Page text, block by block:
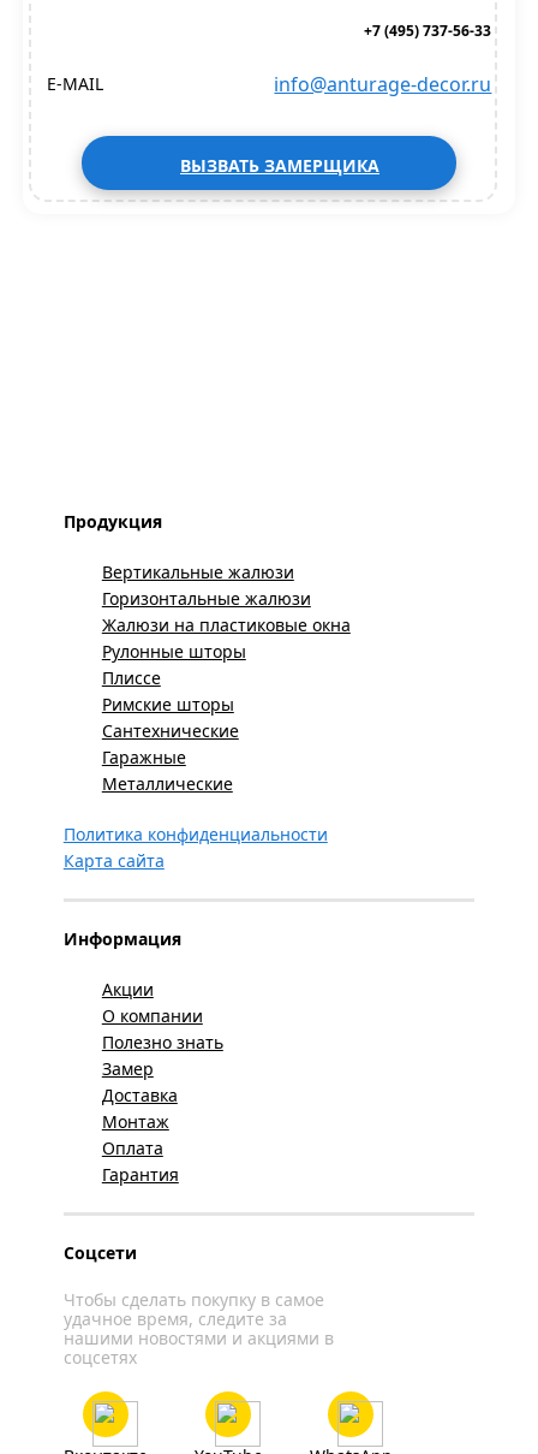
+7 (495) 737-56-33
E-MAIL info@anturage-decor.ru
ВЫЗВАТЬ ЗАМЕРЩИКА
Продукция
Вертикальные жалюзи
Горизонтальные жалюзи
Жалюзи на пластиковые окна
Рулонные шторы
Плиссе
Римские шторы
Сантехнические
Гаражные
Металлические
Политика конфиденциальности
Карта сайта
Информация
Акции
О компании
Полезно знать
Замер
Доставка
Монтаж
Оплата
Гарантия
Соцсети
Чтобы сделать покупку в самое
удачное время, следите за
нашими новостями и акциями в
соцсетях